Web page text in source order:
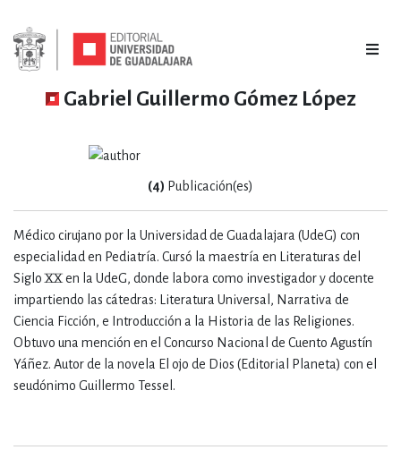
Gabriel Guillermo Gómez López
Médico cirujano por la Universidad de Guadalajara (UdeG) con
especialidad en Pediatría. Cursó la maestría en Literaturas del
Siglo XX en la UdeG, donde labora como investigador y docente
impartiendo las cátedras: Literatura Universal, Narrativa de
Ciencia Ficción, e Introducción a la Historia de las Religiones.
Obtuvo una mención en el Concurso Nacional de Cuento Agustín
Yáñez. Autor de la novela El ojo de Dios (Editorial Planeta) con el
seudónimo Guillermo Tessel.
(4) Publicación(es)